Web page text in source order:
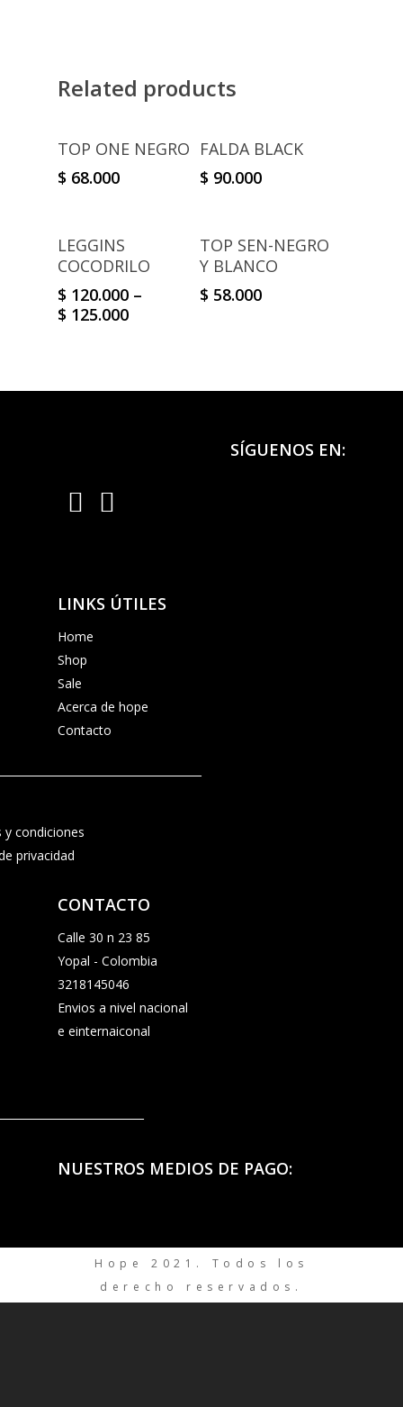
Related products
Select Options
TOP ONE NEGRO
$ 68.000
Select Options
FALDA BLACK
$ 90.000
Select Options
LEGGINS
COCODRILO
$ 120.000 –
$ 125.000
Select Options
TOP SEN-NEGRO
Y BLANCO
$ 58.000
SÍGUENOS EN:
LINKS ÚTILES
Home
Shop
Sale
Acerca de hope
Contacto
y condiciones
privacidad
CONTACTO
Calle 30 n 23 85
Yopal - Colombia
3218145046
Envios a nivel nacional
e einternaiconal
NUESTROS MEDIOS DE PAGO:
Hope 2021. Todos los
derecho reservados.